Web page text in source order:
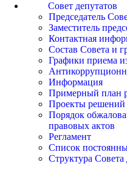
Совет депутатов
Председатель
Заместитель
Контактная
Состав Совета и
Графики приема
Информация
Примерный план
Проекты решений
Порядок
правовых актов
Регламент
Список
Структура Совета